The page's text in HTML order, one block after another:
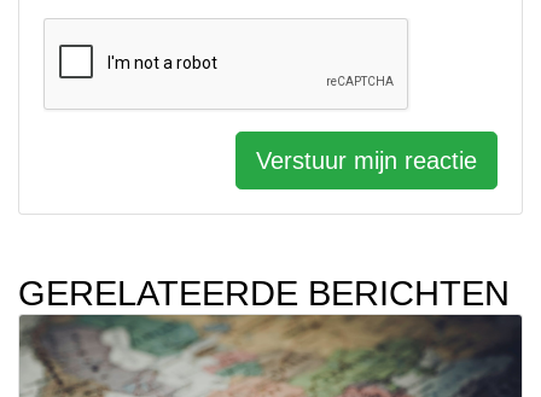
Verstuur mijn reactie
GERELATEERDE BERICHTEN